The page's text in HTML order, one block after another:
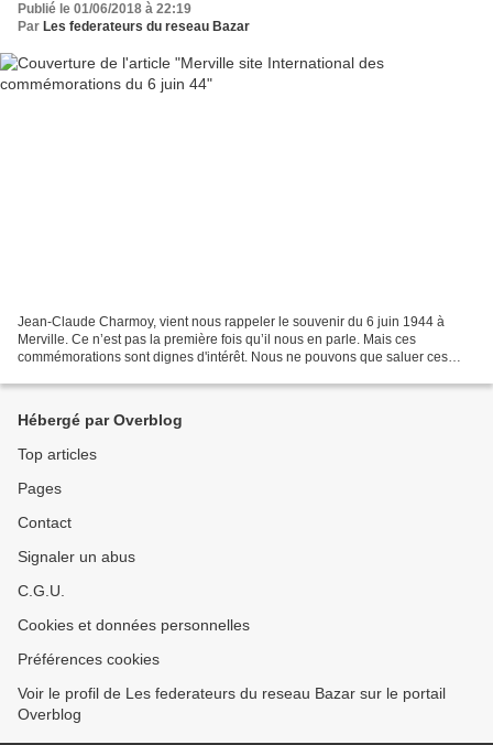
Publié le 01/06/2018 à 22:19
Par Les federateurs du reseau Bazar
Jean-Claude Charmoy, vient nous rappeler le souvenir du 6 juin 1944 à
Merville. Ce n’est pas la première fois qu’il nous en parle. Mais ces
commémorations sont dignes d'intérêt. Nous ne pouvons que saluer ces
Hébergé par Overblog
Top articles
Pages
Contact
Signaler un abus
C.G.U.
Cookies et données personnelles
Préférences cookies
Voir le profil de Les federateurs du reseau Bazar sur le portail
Overblog